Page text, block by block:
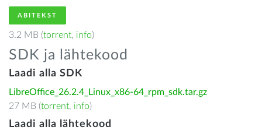
ABITEKST
3.2 MB (torrent, info)
SDK ja lähtekood
Laadi alla SDK
LibreOffice_26.2.4_Linux_x86-64_rpm_sdk.tar.gz
27 MB (torrent, info)
Laadi alla lähtekood